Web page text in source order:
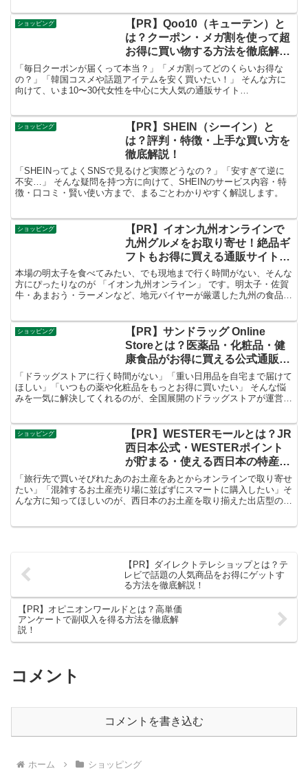
ショッピング
【PR】Qoo10（キューテン）と
は？クーポン・メガ割を使って超
お得に買い物する方法を徹底解
説！
「毎日クーポンが届くって本当？」「メガ割ってどのくらいお得な
の？」「韓国コスメや話題アイテムを安く買いたい！」 そんな方に
向けて、いま10〜30代女性を中心に大人気の通販サイト
ショッピング
【PR】SHEIN（シーイン）と
は？評判・特徴・上手な買い方を
徹底解説！
「SHEINってよくSNSで見るけど実際どうなの？」「安すぎて逆に
不安…」 そんな疑問を持つ方に向けて、SHEINのサービス内容・特
徴・口コミ・賢い使い方まで、まるごとわかりやすく解説します。
ショッピング
【PR】イオン九州オンラインで
九州グルメをお取り寄せ！絶品ギ
フトもお得に買える通販サイトを
徹底紹介！
本場の明太子を食べてみたい、でも現地まで行く時間がない、そんな
方にぴったりなのが 「イオン九州オンライン」 です。明太子・佐賀
牛・あまおう・ラーメンなど、地元バイヤーが厳選した九州の食品を
ショッピング
【PR】サンドラッグ Online
Storeとは？医薬品・化粧品・健
康食品がお得に買える公式通販を
徹底解説！
「ドラッグストアに行く時間がない」「重い日用品を自宅まで届けて
ほしい」「いつもの薬や化粧品をもっとお得に買いたい」 そんな悩
みを一気に解決してくれるのが、全国展開のドラッグストアが運営す
ショッピング
【PR】WESTERモールとは？JR
西日本公式・WESTERポイント
が貯まる・使える西日本の特産
品・お土産が揃う総合ECモール
を徹底解説！
「旅行先で買いそびれたあのお土産をあとからオンラインで取り寄せ
たい」「混雑するお土産売り場に並ばずにスマートに購入したい」そ
んな方に知ってほしいのが、西日本のお土産を取り揃えた出店型の
【PR】ダイレクトテレショップとは？テ
レビで話題の人気商品をお得にゲットす
る方法を徹底解説！
【PR】オピニオンワールドとは？高単価
アンケートで副収入を得る方法を徹底解
説！
コメント
コメントを書き込む
ホーム ショッピング